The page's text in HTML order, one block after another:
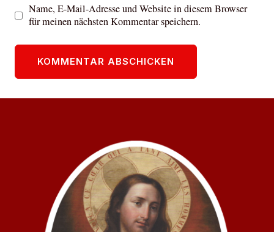
Name, E-Mail-Adresse und Website in diesem Browser
für meinen nächsten Kommentar speichern.